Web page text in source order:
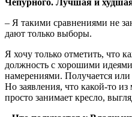
– Я такими сравнениями не
дают только выборы.
Я хочу только отметить, что
должность с хорошими
намерениями. Получается
Но заявления, что какой-то
просто занимает кресло,